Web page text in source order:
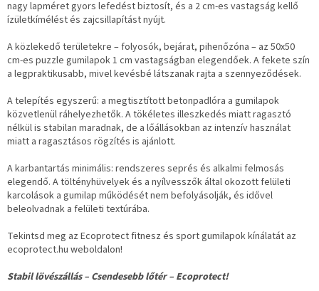
nagy lapméret gyors lefedést biztosít, és a 2 cm-es vastagság kellő
ízületkímélést és zajcsillapítást nyújt.
A közlekedő területekre – folyosók, bejárat, pihenőzóna – az 50x50
cm-es puzzle gumilapok 1 cm vastagságban elegendőek. A fekete szín
a legpraktikusabb, mivel kevésbé látszanak rajta a szennyeződések.
A telepítés egyszerű: a megtisztított betonpadlóra a gumilapok
közvetlenül ráhelyezhetők. A tökéletes illeszkedés miatt ragasztó
nélkül is stabilan maradnak, de a lőállásokban az intenzív használat
miatt a ragasztásos rögzítés is ajánlott.
A karbantartás minimális: rendszeres seprés és alkalmi felmosás
elegendő. A töltényhüvelyek és a nyílvesszők által okozott felületi
karcolások a gumilap működését nem befolyásolják, és idővel
beleolvadnak a felületi textúrába.
Tekintsd meg az Ecoprotect fitnesz és sport gumilapok kínálatát az
ecoprotect.hu weboldalon!
Stabil lövészállás – Csendesebb lőtér – Ecoprotect!